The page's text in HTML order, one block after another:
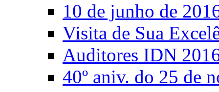
10 de junho de
Visita de Sua
Auditores IDN
40º aniv. do 25 de